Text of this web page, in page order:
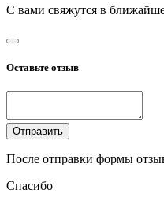
С вами свяжутся в
Оставьте отзыв
Отправить
После отправки формы
Спасибо